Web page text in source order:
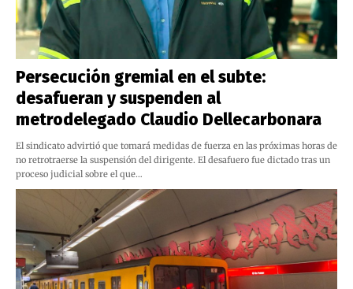
Persecución gremial en el subte:
desafueran y suspenden al
metrodelegado Claudio Dellecarbonara
El sindicato advirtió que tomará medidas de fuerza en las próximas horas de
no retrotraerse la suspensión del dirigente. El desafuero fue dictado tras un
proceso judicial sobre el que…